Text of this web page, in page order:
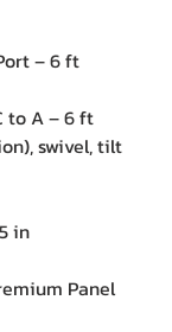
– 6 ft
to A – 6 ft
swivel, tilt
in
Panel